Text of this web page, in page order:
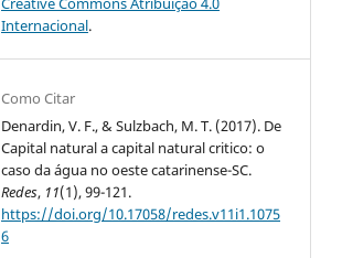
Internacional.
Como Citar
Denardin, V. F., & Sulzbach, M. T. (2017). De
Capital natural a capital natural critico: o
caso da água no oeste catarinense-SC.
Redes, 11(1), 99-121.
https://doi.org/10.17058/redes.v11i1.1075
6